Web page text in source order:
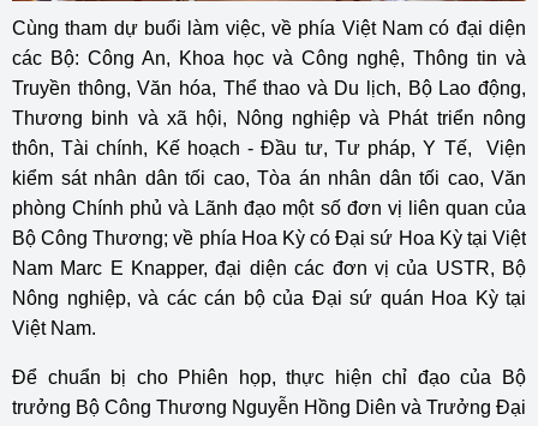
Cùng tham dự buổi làm việc, về phía Việt Nam có đại diện
các Bộ: Công An, Khoa học và Công nghệ, Thông tin và
Truyền thông, Văn hóa, Thể thao và Du lịch, Bộ Lao động,
Thương binh và xã hội, Nông nghiệp và Phát triển nông
thôn, Tài chính, Kế hoạch - Đầu tư, Tư pháp, Y Tế, Viện
kiểm sát nhân dân tối cao, Tòa án nhân dân tối cao, Văn
phòng Chính phủ và Lãnh đạo một số đơn vị liên quan của
Bộ Công Thương; về phía Hoa Kỳ có Đại sứ Hoa Kỳ tại Việt
Nam Marc E Knapper, đại diện các đơn vị của USTR, Bộ
Nông nghiệp, và các cán bộ của Đại sứ quán Hoa Kỳ tại
Việt Nam.
Để chuẩn bị cho Phiên họp, thực hiện chỉ đạo của Bộ
trưởng Bộ Công Thương Nguyễn Hồng Diên và Trưởng Đại